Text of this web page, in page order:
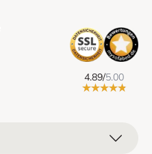
4.89/5.00